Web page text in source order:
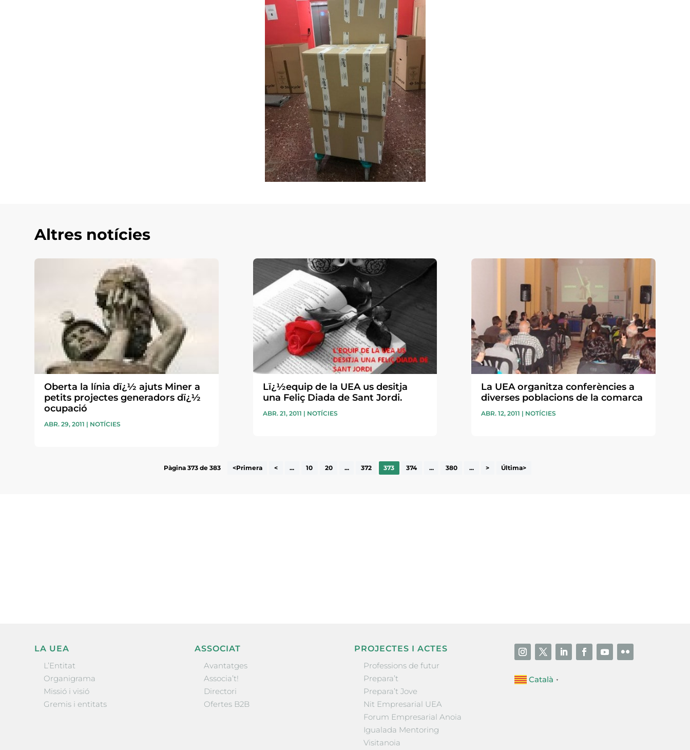
Altres notícies
Oberta la línia dï¿½ ajuts Miner a
petits projectes generadors dï¿½
ocupació
ABR. 29, 2011 | NOTÍCIES
Lï¿½equip de la UEA us desitja
una Feliç Diada de Sant Jordi.
ABR. 21, 2011 | NOTÍCIES
La UEA organitza conferències a
diverses poblacions de la comarca
ABR. 12, 2011 | NOTÍCIES
Pàgina 373 de 383 <Primera < ... 10 20 ... 372 373 374 ... 380 ... > Última>
LA UEA
L’Entitat
Organigrama
Missió i visió
Gremis i entitats
ASSOCIAT
Avantatges
Associa’t!
Directori
Ofertes B2B
PROJECTES I ACTES
Professions de futur
Prepara’t
Prepara’t Jove
Nit Empresarial UEA
Forum Empresarial Anoia
Igualada Mentoring
Visitanoia
Català ▼